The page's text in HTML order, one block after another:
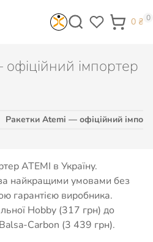
0 ₴ 0
імпортер
Ракетки Atemi — офіційний
ATEMI в Україну.
найкращими умовами без
гарантією виробника.
Hobby (317 грн) до
Carbon (3 439 грн).